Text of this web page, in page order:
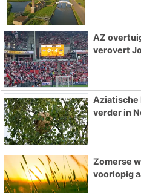
AZ
verovert
Aziatische
verder in
Zomerse
voorlopig